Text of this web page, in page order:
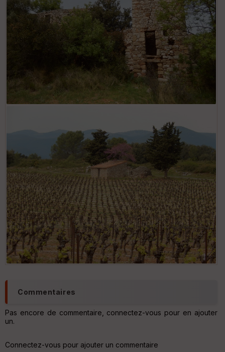
Commentaires
Pas encore de commentaire, connectez-vous pour en ajouter
un.
Connectez-vous pour ajouter un commentaire